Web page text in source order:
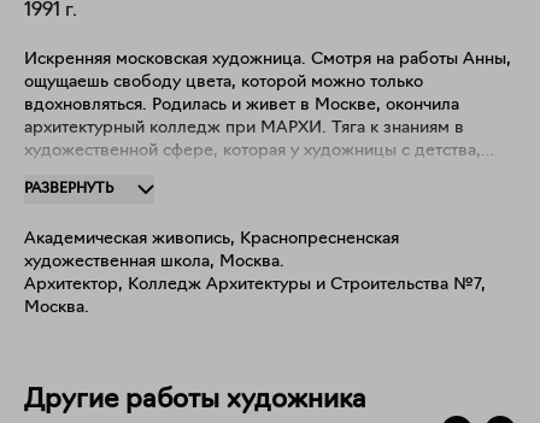
1991 г.
Искренняя московская художница. Смотря на работы Анны,
ощущаешь свободу цвета, которой можно только
вдохновляться. Родилась и живет в Москве, окончила
архитектурный колледж при МАРХИ. Тяга к знаниям в
художественной сфере, которая у художницы с детства,
рисунку. На данный момент, творчество – это основная
удовольствие. "Меня увлекает абстрактное искусство в
различных его проявлениях, так как это прямой
эмоциональный диалог художника со зрителем при помощи
пластики линий, цветов и настроения. Я никогда не
РАЗВЕРНУТЬ
Академическая живопись, Краснопресненская
художественная школа, Москва.
Архитектор, Колледж Архитектуры и Строительства №7,
Москва.
Другие работы художника